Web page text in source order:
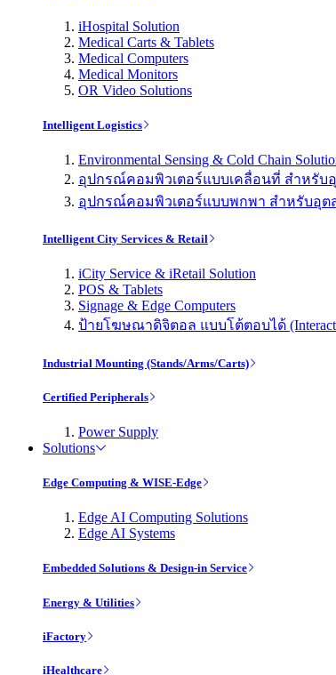
iHospital Solution
Medical Carts & Tablets
Medical Computers
Medical Monitors
OR Video Solutions
Intelligent Logistics
Environmental Sensing & Cold Chain
อุปกรณ์คอมพิวเตอร์แบบเคลื่อนที่ สำหรับอุต
อุปกรณ์คอมพิวเตอร์แบบพกพา สำหรับอุตสา
Intelligent City Services & Retail
iCity Service & iRetail Solution
POS & Tablets
Signage & Edge Computers
ป้ายโฆษณาดิจิตอล แบบโต้ตอบได้
Industrial Mounting (Stands/Arms/Carts)
Certified Peripherals
Power Supply
Solutions
Edge Computing & WISE-Edge
Edge AI Computing Solutions
Edge AI Systems
Embedded Solutions & Design-in Service
Energy & Utilities
iFactory
iHealthcare